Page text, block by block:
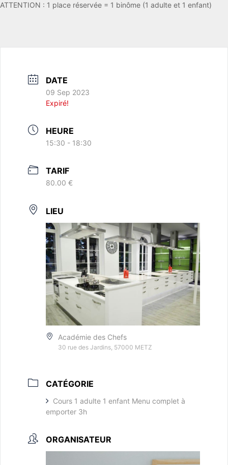
ATTENTION : 1 place réservée = 1 binôme (1 adulte et 1 enfant)
DATE
09 Sep 2023
Expiré!
HEURE
15:30 - 18:30
TARIF
80.00 €
LIEU
Académie des Chefs
30 rue des Jardins, 57000 METZ
CATÉGORIE
Cours 1 adulte 1 enfant Menu complet à
emporter 3h
ORGANISATEUR